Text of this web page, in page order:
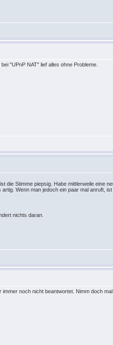
"UPnP NAT" lief alles ohne Probleme.
die Stimme piepsig. Habe mittlerweile eine
Wenn man jedoch ein paar mal anruft,
nichts daran.
noch nicht beantwortet. Nimm doch